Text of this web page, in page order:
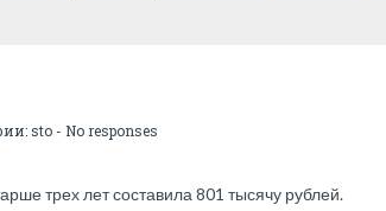
sto - No responses
трех лет составила 801 тысячу рублей.